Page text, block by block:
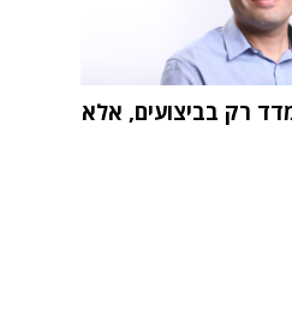
רק בביצועים, אלא